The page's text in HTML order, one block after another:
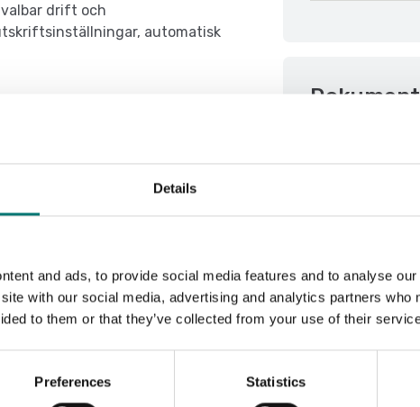
Details
and ads, to provide social media features and to analyse
with our social media, advertising and analytics partners who
to them or that they’ve collected from your use of their
Preferences Statistics
drift och
automatisk
Dokument
Sortera efter: